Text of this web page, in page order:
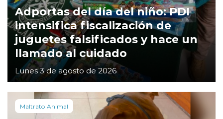
Adportas del día del niño: PDI
intensifica fiscalización de
juguetes falsificados y hace un
llamado al cuidado
Lunes 3 de agosto de 2026
Maltrato Animal